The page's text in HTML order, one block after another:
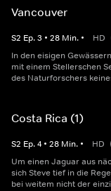
Vancouver
S2 Ep.3 • 28 Min. • HD
In den eisigen
mit einem Stellerschen
des Naturforschers
Costa Rica (1)
S2 Ep.4 • 28 Min. • HD
Um einen Jaguar aus
sich Steve tief in die
bei weitem nicht der